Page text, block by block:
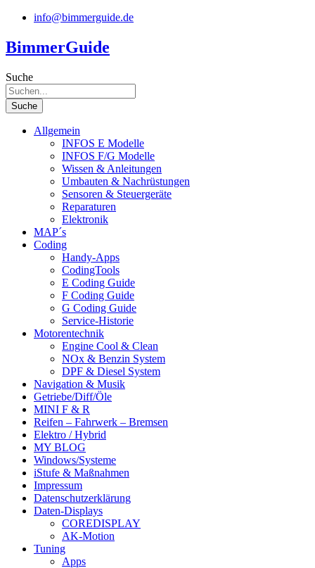
Zum
springen
info@bimmerguide.de
BimmerGuide
Suche
Suche
Allgemein
INFOS E Modelle
INFOS F/G Modelle
Wissen & Anleitungen
Umbauten & Nachrüstungen
Sensoren & Steuergeräte
Reparaturen
Elektronik
MAP´s
Coding
Handy-Apps
CodingTools
E Coding Guide
F Coding Guide
G Coding Guide
Service-Historie
Motorentechnik
Engine Cool & Clean
NOx & Benzin System
DPF & Diesel System
Navigation & Musik
Getriebe/Diff/Öle
MINI F & R
Reifen – Fahrwerk – Bremsen
Elektro / Hybrid
MY BLOG
Windows/Systeme
iStufe & Maßnahmen
Impressum
Datenschutzerklärung
Daten-Displays
COREDISPLAY
AK-Motion
Tuning
Apps